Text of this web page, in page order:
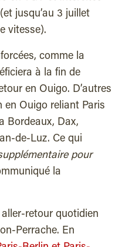
jusqu’au 3 juillet
vitesse).
comme la
à la fin de
en Ouigo. D’autres
en Ouigo reliant Paris
Bordeaux, Dax,
de-Luz. Ce qui
pour
la
retour quotidien
Perrache. En